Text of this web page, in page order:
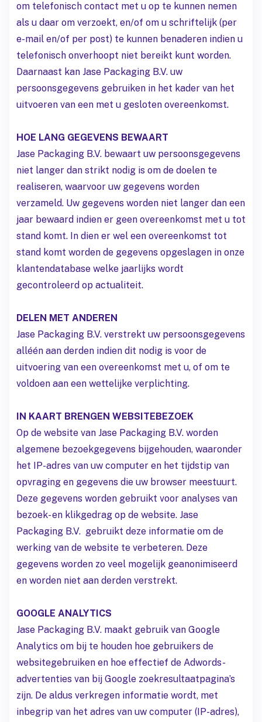
om telefonisch contact met u op te kunnen nemen
als u daar om verzoekt, en/of om u schriftelijk (per
e-mail en/of per post) te kunnen benaderen indien u
telefonisch onverhoopt niet bereikt kunt worden.
Daarnaast kan Jase Packaging B.V. uw
persoonsgegevens gebruiken in het kader van het
uitvoeren van een met u gesloten overeenkomst.
HOE LANG GEGEVENS BEWAART
Jase Packaging B.V. bewaart uw persoonsgegevens
niet langer dan strikt nodig is om de doelen te
realiseren, waarvoor uw gegevens worden
verzameld. Uw gegevens worden niet langer dan een
jaar bewaard indien er geen overeenkomst met u tot
stand komt. In dien er wel een overeenkomst tot
stand komt worden de gegevens opgeslagen in onze
klantendatabase welke jaarlijks wordt
gecontroleerd op actualiteit.
DELEN MET ANDEREN
Jase Packaging B.V. verstrekt uw persoonsgegevens
alléén aan derden indien dit nodig is voor de
uitvoering van een overeenkomst met u, of om te
voldoen aan een wettelijke verplichting.
IN KAART BRENGEN WEBSITEBEZOEK
Op de website van Jase Packaging B.V. worden
algemene bezoekgegevens bijgehouden, waaronder
het IP-adres van uw computer en het tijdstip van
opvraging en gegevens die uw browser meestuurt.
Deze gegevens worden gebruikt voor analyses van
bezoek- en klikgedrag op de website. Jase
Packaging B.V. gebruikt deze informatie om de
werking van de website te verbeteren. Deze
gegevens worden zo veel mogelijk geanonimiseerd
en worden niet aan derden verstrekt.
GOOGLE ANALYTICS
Jase Packaging B.V. maakt gebruik van Google
Analytics om bij te houden hoe gebruikers de
websitegebruiken en hoe effectief de Adwords-
advertenties van bij Google zoekresultaatpagina’s
zijn. De aldus verkregen informatie wordt, met
inbegrip van het adres van uw computer (IP-adres),